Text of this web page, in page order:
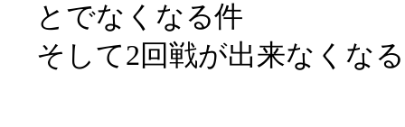
とでなくなる件
そして2回戦が出来なくなる